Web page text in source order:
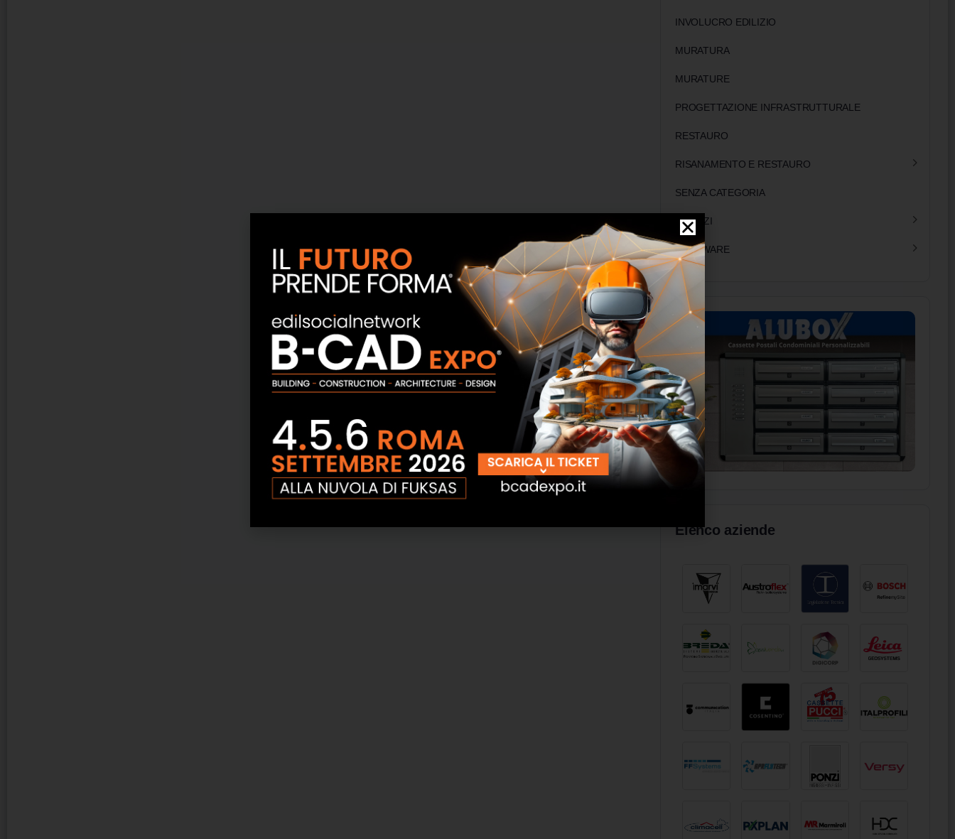
INVOLUCRO EDILIZIO
MURATURA
MURATURE
PROGETTAZIONE INFRASTRUTTURALE
RESTAURO
RISANAMENTO E RESTAURO
SENZA CATEGORIA
SERVIZI
SOFTWARE
Elenco aziende